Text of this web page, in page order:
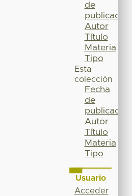
de
publicación
Autor
Título
Materia
Tipo
Esta
colección
Fecha
de
publicación
Autor
Título
Materia
Tipo
Usuario
Acceder